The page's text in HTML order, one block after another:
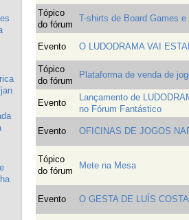
Tópico
do fórum
T-shirts de Board Games
Evento O LUDODRAMA VAI
Tópico
do fórum
Plataforma de venda de
Evento
Lançamento de
no Fórum Fantástico
Evento OFICINAS DE JOGOS
Tópico
do fórum
Mete na Mesa
Evento O GESTA DE LUÍS